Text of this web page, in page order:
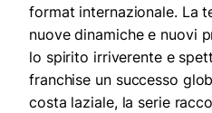
format internazionale. La
nuove dinamiche e nuovi
lo spirito irriverente e
franchise un successo
costa laziale, la serie